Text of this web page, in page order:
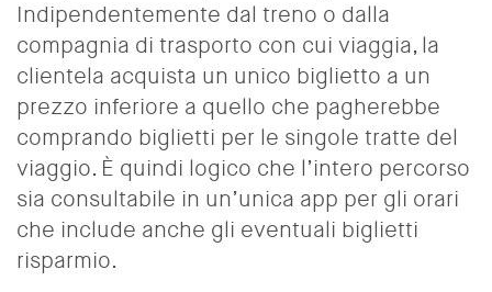
Indipendentemente dal treno o dalla
compagnia di trasporto con cui viaggia, la
clientela acquista un unico biglietto a un
prezzo inferiore a quello che pagherebbe
comprando biglietti per le singole tratte del
viaggio. È quindi logico che l’intero percorso
sia consultabile in un’unica app per gli orari
che include anche gli eventuali biglietti
risparmio.